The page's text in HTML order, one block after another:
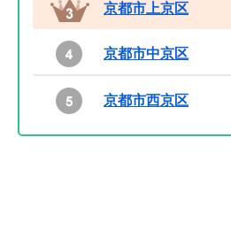
京都市上京区
京都市中京区
京都市西京区